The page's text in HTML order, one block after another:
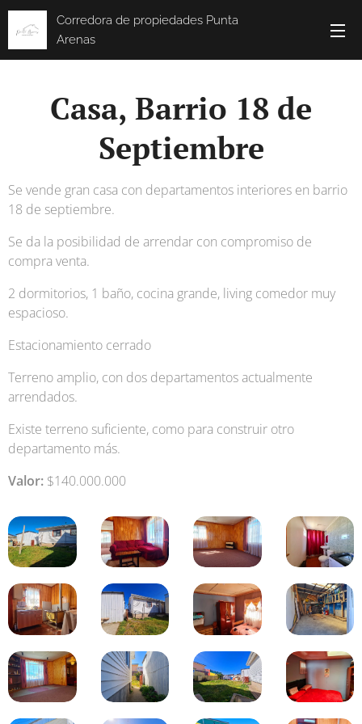
Corredora de propiedades Punta
Arenas
Casa, Barrio 18 de
Septiembre
Se vende gran casa con departamentos interiores en barrio
18 de septiembre.
Se da la posibilidad de arrendar con compromiso de
compra venta.
2 dormitorios, 1 baño, cocina grande, living comedor muy
espacioso.
Estacionamiento cerrado
Terreno amplio, con dos departamentos actualmente
arrendados.
Existe terreno suficiente, como para construir otro
departamento más.
Valor: $140.000.000